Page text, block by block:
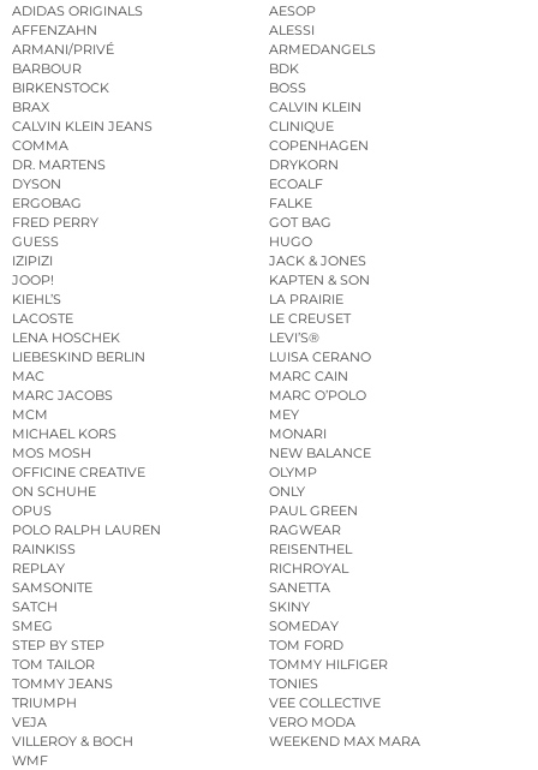
ADIDAS ORIGINALS
AESOP
AFFENZAHN
ALESSI
ARMANI/PRIVÉ
ARMEDANGELS
BARBOUR
BDK
BIRKENSTOCK
BOSS
BRAX
CALVIN KLEIN
CALVIN KLEIN JEANS
CLINIQUE
COMMA
COPENHAGEN
DR. MARTENS
DRYKORN
DYSON
ECOALF
ERGOBAG
FALKE
FRED PERRY
GOT BAG
GUESS
HUGO
IZIPIZI
JACK & JONES
JOOP!
KAPTEN & SON
KIEHL’S
LA PRAIRIE
LACOSTE
LE CREUSET
LENA HOSCHEK
LEVI’S®
LIEBESKIND BERLIN
LUISA CERANO
MAC
MARC CAIN
MARC JACOBS
MARC O’POLO
MCM
MEY
MICHAEL KORS
MONARI
MOS MOSH
NEW BALANCE
OFFICINE CREATIVE
OLYMP
ON SCHUHE
ONLY
OPUS
PAUL GREEN
POLO RALPH LAUREN
RAGWEAR
RAINKISS
REISENTHEL
REPLAY
RICHROYAL
SAMSONITE
SANETTA
SATCH
SKINY
SMEG
SOMEDAY
STEP BY STEP
TOM FORD
TOM TAILOR
TOMMY HILFIGER
TOMMY JEANS
TONIES
TRIUMPH
VEE COLLECTIVE
VEJA
VERO MODA
VILLEROY & BOCH
WEEKEND MAX MARA
WMF